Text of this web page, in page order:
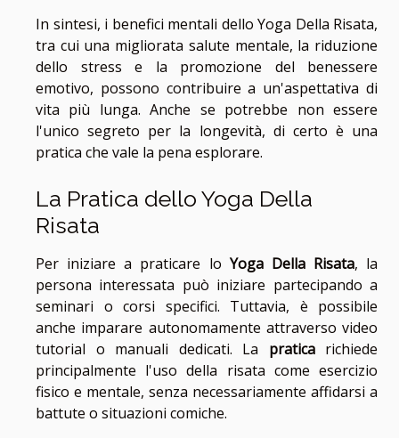
In sintesi, i benefici mentali dello Yoga Della Risata,
tra cui una migliorata salute mentale, la riduzione
dello stress e la promozione del benessere
emotivo, possono contribuire a un'aspettativa di
vita più lunga. Anche se potrebbe non essere
l'unico segreto per la longevità, di certo è una
pratica che vale la pena esplorare.
La Pratica dello Yoga Della
Risata
Per iniziare a praticare lo Yoga Della Risata, la
persona interessata può iniziare partecipando a
seminari o corsi specifici. Tuttavia, è possibile
anche imparare autonomamente attraverso video
tutorial o manuali dedicati. La praticarichiede
principalmente l'uso della risata come esercizio
fisico e mentale, senza necessariamente affidarsi a
battute o situazioni comiche.